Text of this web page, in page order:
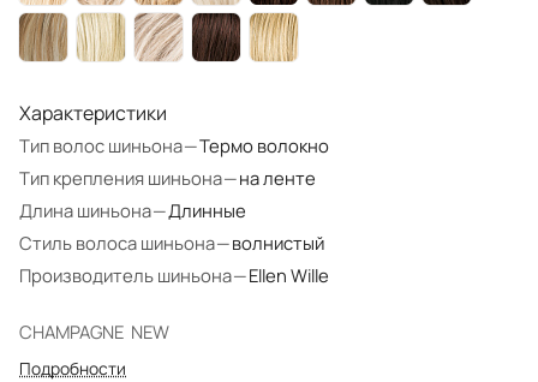
Характеристики
Тип волос шиньона—Термо волокно
Тип крепления шиньона—на ленте
Длина шиньона—Длинные
Стиль волоса шиньона—волнистый
Производитель шиньона—Ellen Wille
CHAMPAGNE NEW
Подробности